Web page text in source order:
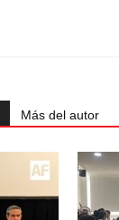
Más del autor